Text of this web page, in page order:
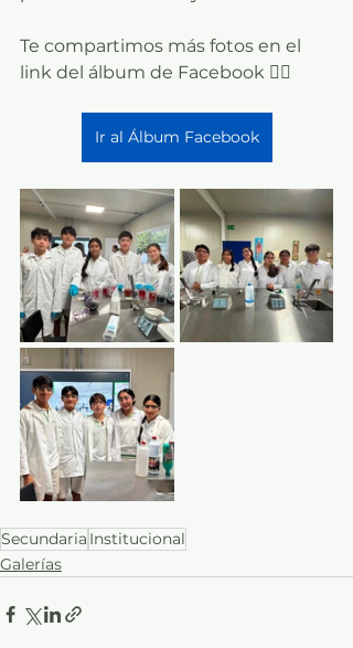
Te compartimos más fotos en el
link del álbum de Facebook 👇🏼
Ir al Álbum Facebook
Secundaria Institucional
Galerías